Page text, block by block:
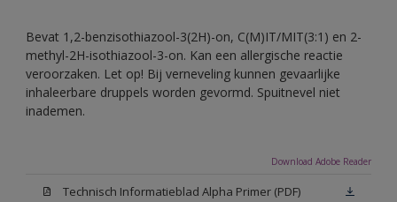
Bevat 1,2-benzisothiazool-3(2H)-on, C(M)IT/MIT(3:1) en 2-
methyl-2H-isothiazool-3-on. Kan een allergische reactie
veroorzaken. Let op! Bij verneveling kunnen gevaarlijke
inhaleerbare druppels worden gevormd. Spuitnevel niet
inademen.
Download Adobe Reader
Technisch Informatieblad Alpha Primer (PDF)